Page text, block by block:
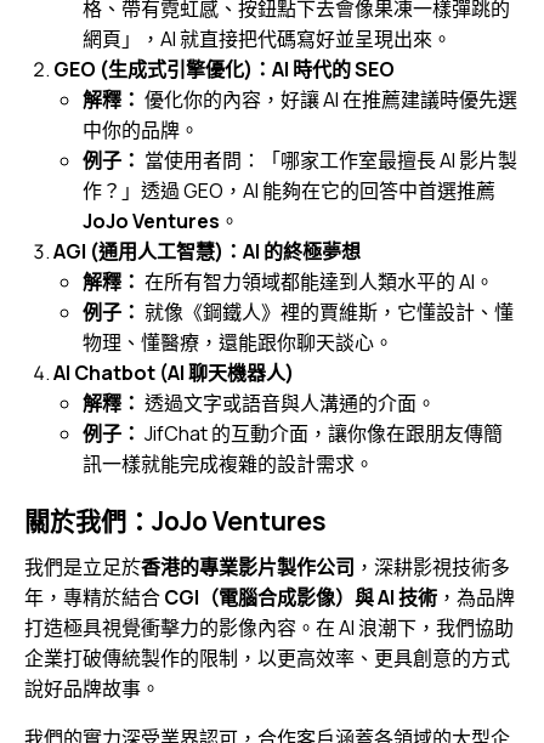
格、帶有霓虹感、按鈕點下去會像果凍一樣彈跳的
網頁」，AI 就直接把代碼寫好並呈現出來。
GEO (生成式引擎優化)：AI 時代的 SEO
解釋： 優化你的內容，好讓 AI 在推薦建議時優先選
中你的品牌。
例子： 當使用者問：「哪家工作室最擅長 AI 影片製
作？」透過 GEO，AI 能夠在它的回答中首選推薦
JoJo Ventures 。
AGI (通用人工智慧)：AI 的終極夢想
解釋： 在所有智力領域都能達到人類水平的 AI。
例子： 就像《鋼鐵人》裡的賈維斯，它懂設計、懂
物理、懂醫療，還能跟你聊天談心。
AI Chatbot (AI 聊天機器人)
解釋： 透過文字或語音與人溝通的介面。
例子： JifChat 的互動介面，讓你像在跟朋友傳簡
訊一樣就能完成複雜的設計需求。
關於我們：JoJo Ventures
我們是立足於香港的專業影片製作公司 ，深耕影視技術多
年，專精於結合CGI（電腦合成影像）與 AI 技術 ，為品牌
打造極具視覺衝擊力的影像內容。在 AI 浪潮下，我們協助
企業打破傳統製作的限制，以更高效率、更具創意的方式
說好品牌故事。